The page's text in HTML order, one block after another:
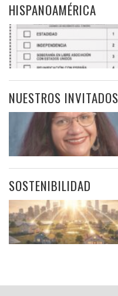
HISPANOAMÉRICA
NUESTROS INVITADOS
SOSTENIBILIDAD